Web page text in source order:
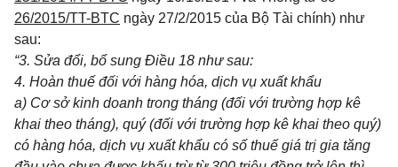
26/2015/TT-BTC ngày 27/2/2015 của Bộ Tài chính) như
sau:
“3. Sửa đổi, bổ sung Điều 18 như sau:
4. Hoàn thuế đối với hàng hóa, dịch vụ xuất khẩu
a) Cơ sở kinh doanh trong tháng (đối với trường hợp kê
khai theo tháng), quý (đối với trường hợp kê khai theo quý)
có hàng hóa, dịch vụ xuất khẩu có số thuế giá trị gia tăng